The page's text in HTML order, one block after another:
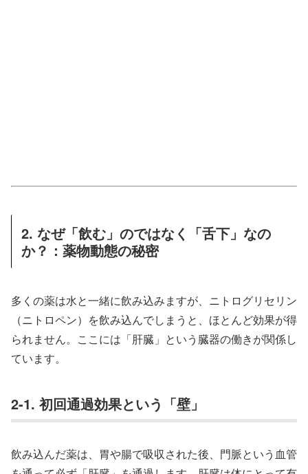
2. なぜ「飲む」のではなく「舌下」なの
か？：薬物動態の秘密
多くの薬は水と一緒に飲み込みますが、ニトログリセリン
（ニトロペン）を飲み込んでしまうと、ほとんど効果が得
られません。ここには「肝臓」という臓器の働きが関係し
ています。
2-1. 初回通過効果という「壁」
飲み込んだ薬は、胃や腸で吸収された後、門脈という血管